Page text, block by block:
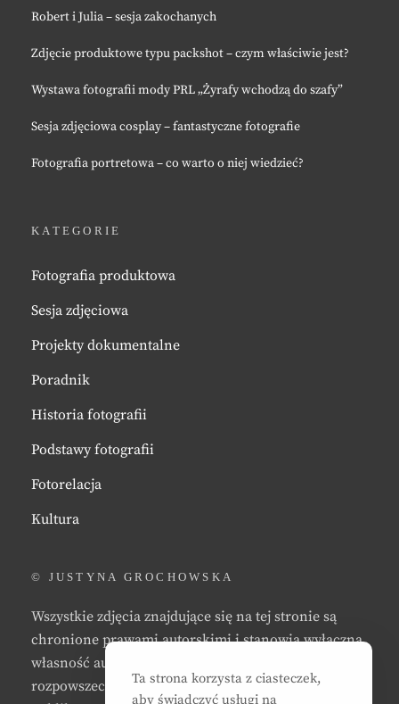
Robert i Julia – sesja zakochanych
Zdjęcie produktowe typu packshot – czym właściwie jest?
Wystawa fotografii mody PRL „Żyrafy wchodzą do szafy”
Sesja zdjęciowa cosplay – fantastyczne fotografie
Fotografia portretowa – co warto o niej wiedzieć?
KATEGORIE
Fotografia produktowa
Sesja zdjęciowa
Projekty dokumentalne
Poradnik
Historia fotografii
Podstawy fotografii
Fotorelacja
Kultura
© JUSTYNA GROCHOWSKA
Wszystkie zdjęcia znajdujące się na tej stronie są
chronione prawami autorskimi i stanowią wyłączną
własność autora strony. Zabrania się kopiowania,
rozpowszechniania, reprodukowania,
Ta strona korzysta z ciasteczek,
aby świadczyć usługi na